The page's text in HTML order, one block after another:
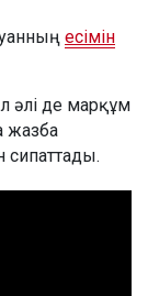
есімін
әлі де марқұм
жазба
сипаттады.